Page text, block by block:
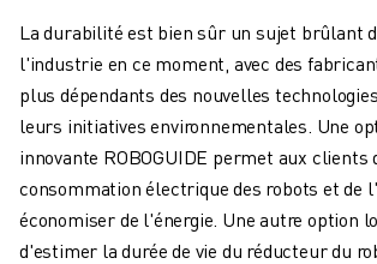
La durabilité est bien sûr un sujet brûlant
l'industrie en ce moment, avec des
plus dépendants des nouvelles
leurs initiatives environnementales. Une
innovante ROBOGUIDE permet aux
consommation électrique des robots et de
économiser de l'énergie. Une autre option
d'estimer la durée de vie du réducteur du